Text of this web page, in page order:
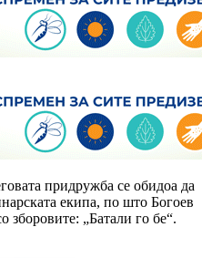
придружба се обидоа да
екипа, по што Богоев
зборовите: „Батали го бе“.